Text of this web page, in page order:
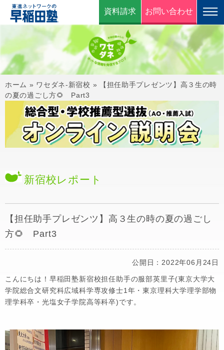
資料請求 お問い合わせ
ホーム » ワセダネ-新宿校 »
【担任助手プレゼンツ】高３生の時
の夏の過ごし方🌻 Part3
新宿校レポート
【担任助手プレゼンツ】高３生の時の夏の過ごし
方🌻 Part3
公開日：2022年06月24日
こんにちは！早稲田塾新宿校担任助手の服部英里子(東京大学大
学院総合文研究科広域科学専攻修士1年・東京理科大学理学部物
理学科卒・光塩女子学院高等科卒)です。